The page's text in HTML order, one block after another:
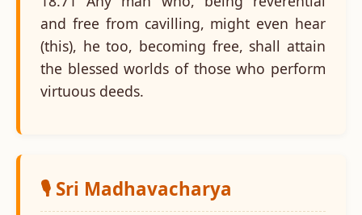
and free from cavilling, might even hear
(this), he too, becoming free, shall attain
the blessed worlds of those who perform
virtuous deeds.
🎙️ Sri Madhavacharya